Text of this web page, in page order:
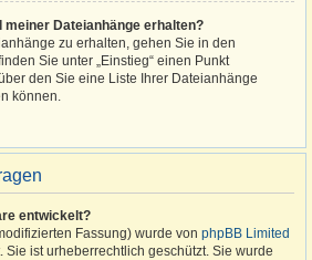
meiner Dateianhänge erhalten?
zu erhalten, gehen Sie in den
Sie unter „Einstieg“ einen Punkt
den Sie eine Liste Ihrer Dateianhänge
können.
entwickelt?
Fassung) wurde von phpBB Limited
Sie ist urheberrechtlich geschützt. Sie wurde